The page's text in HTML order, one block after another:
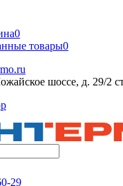
0
товары0
шоссе, д. 29/2
29